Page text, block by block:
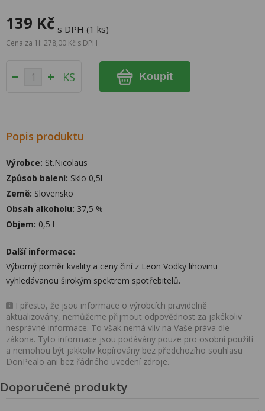
139 Kč s DPH (1 ks)
Cena za 1l: 278,00 Kč s DPH
KS Koupit
Popis produktu
Výrobce: St.Nicolaus
Způsob balení: Sklo 0,5l
Země: Slovensko
Obsah alkoholu: 37,5 %
Objem: 0,5 l
Další informace:
Výborný poměr kvality a ceny činí z Leon Vodky lihovinu
vyhledávanou širokým spektrem spotřebitelů.
I přesto, že jsou informace o výrobcích pravidelně
aktualizovány, nemůžeme přijmout odpovědnost za jakékoliv
nesprávné informace. To však nemá vliv na Vaše práva dle
zákona. Tyto informace jsou podávány pouze pro osobní použití
a nemohou být jakkoliv kopírovány bez předchozího souhlasu
DonPealo ani bez řádného uvedení zdroje.
Doporučené produkty